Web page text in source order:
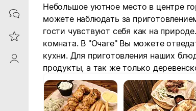
Contacts
Reviews
ProfileSaby
Небольшое уютное место в центре
можете наблюдать за
гости чувствуют себя как на
комната. В "Очаге" Вы можете
кухни. Для приготовления наших
продукты, а так же только